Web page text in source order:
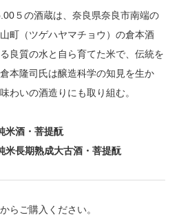
５の酒蔵は、奈良県奈良市南端の
町（ツゲハヤマチョウ）の倉本酒
良質の水と自ら育てた米で、伝統を
本隆司氏は醸造科学の知見を生か
わいの酒造りにも取り組む。
酒・菩提酛
長期熟成大古酒・菩提酛
らご購入ください。